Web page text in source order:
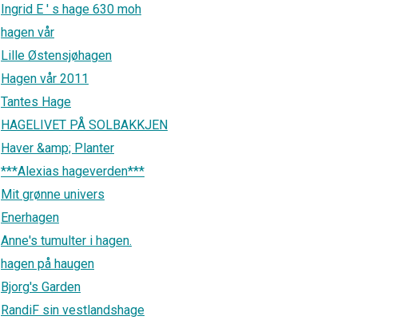
Ingrid E ' s hage 630 moh
hagen vår
Lille Østensjøhagen
Hagen vår 2011
Tantes Hage
HAGELIVET PÅ SOLBAKKJEN
Haver &amp; Planter
***Alexias hageverden***
Mit grønne univers
Enerhagen
Anne's tumulter i hagen.
hagen på haugen
Bjorg's Garden
RandiF sin vestlandshage